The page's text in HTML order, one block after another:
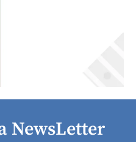
NewsLetter